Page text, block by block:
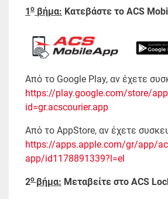
1ο βήμα: Κατεβάστε το ACS
Από το Google Play, αν έχετε
https://play.google.com/store/
id=gr.acscourier.app
Από το AppStore, αν έχετε
https://apps.apple.com/gr/app/
app/id1178891339?l=el
2ο βήμα: Μεταβείτε στο ACS